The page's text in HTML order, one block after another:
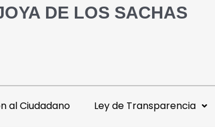
DE LOS SACHAS
al Ciudadano Ley de Transparencia